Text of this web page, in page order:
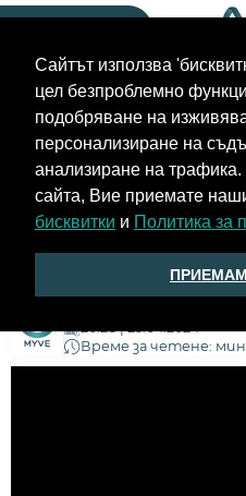
Сайтът използва
цел безпроблемно
подобряване на
персонализиране на
анализиране на трафика.
сайта, Вие приемате
бисквитки и Политика за
ПРИЕМАМ
Назад
VOLVO EX30 CLOUD
20:28 | 25.04.2024
Време за четене: